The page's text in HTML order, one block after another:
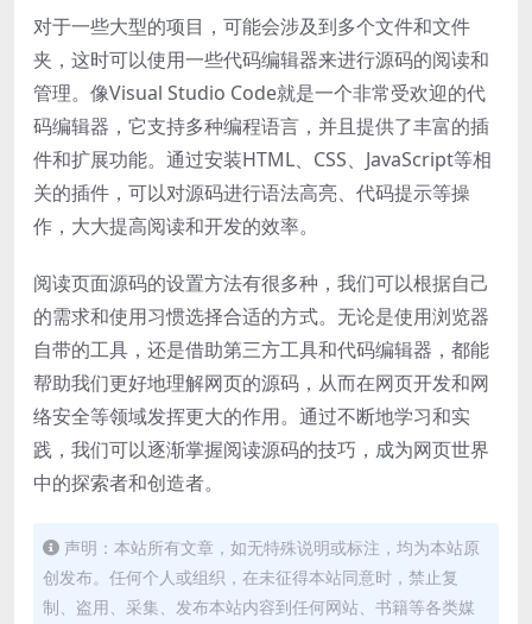
对于一些大型的项目，可能会涉及到多个文件和文件
夹，这时可以使用一些代码编辑器来进行源码的阅读和
管理。像Visual Studio Code就是一个非常受欢迎的代
码编辑器，它支持多种编程语言，并且提供了丰富的插
件和扩展功能。通过安装HTML、CSS、JavaScript等相
关的插件，可以对源码进行语法高亮、代码提示等操
作，大大提高阅读和开发的效率。
阅读页面源码的设置方法有很多种，我们可以根据自己
的需求和使用习惯选择合适的方式。无论是使用浏览器
自带的工具，还是借助第三方工具和代码编辑器，都能
帮助我们更好地理解网页的源码，从而在网页开发和网
络安全等领域发挥更大的作用。通过不断地学习和实
践，我们可以逐渐掌握阅读源码的技巧，成为网页世界
中的探索者和创造者。
声明：本站所有文章，如无特殊说明或标注，均为本站原
创发布。任何个人或组织，在未征得本站同意时，禁止复
制、盗用、采集、发布本站内容到任何网站、书籍等各类媒